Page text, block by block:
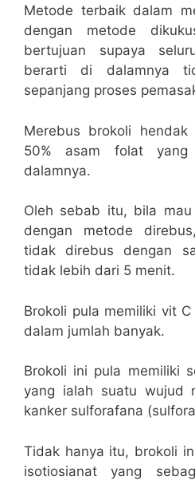
Metode terbaik dalam
dengan metode
bertujuan supaya
berarti di dalamnya
sepanjang proses
Merebus brokoli hendak
50% asam folat
dalamnya.
Oleh sebab itu, bila
dengan metode
tidak direbus dengan
tidak lebih dari 5 menit.
Brokoli pula memiliki vit
dalam jumlah banyak.
Brokoli ini pula memiliki
yang ialah suatu wujud
kanker sulforafana
Tidak hanya itu, brokoli
isotiosianat yang